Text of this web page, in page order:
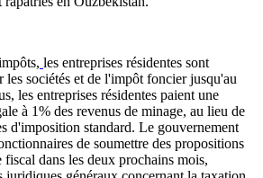
les entreprises résidentes sont
les sociétés et de l'impôt foncier jusqu'au
les entreprises résidentes paient une
à 1% des revenus de minage, au lieu de
d'imposition standard. Le gouvernement
de soumettre des propositions
fiscal dans les deux prochains mois,